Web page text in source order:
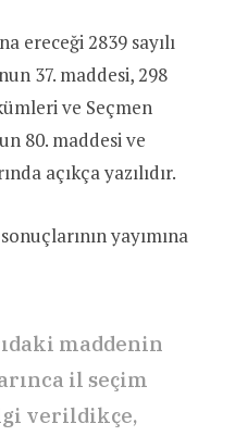
ereceği 2839 sayılı
37. maddesi, 298
ve Seçmen
80. maddesi ve
açıkça yazılıdır.
yayımına
maddenin
il seçim
verildikçe,